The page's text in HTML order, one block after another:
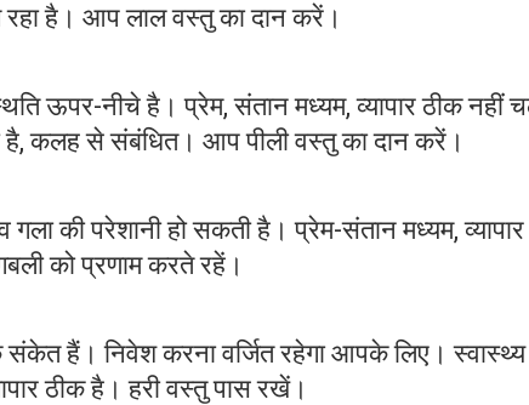
रहा है। आप लाल वस्तु का दान करें।
ऊपर-नीचे है। प्रेम, संतान मध्यम, व्यापार ठीक नहीं
कलह से संबंधित। आप पीली वस्तु का दान करें।
की परेशानी हो सकती है। प्रेम-संतान मध्यम, व्यापार
को प्रणाम करते रहें।
संकेत हैं। निवेश करना वर्जित रहेगा आपके लिए। स्वास्थ्य
ठीक है। हरी वस्तु पास रखें।